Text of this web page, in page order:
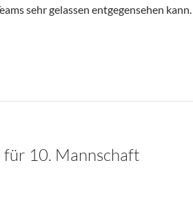
sehr gelassen entgegensehen kann.
für 10. Mannschaft